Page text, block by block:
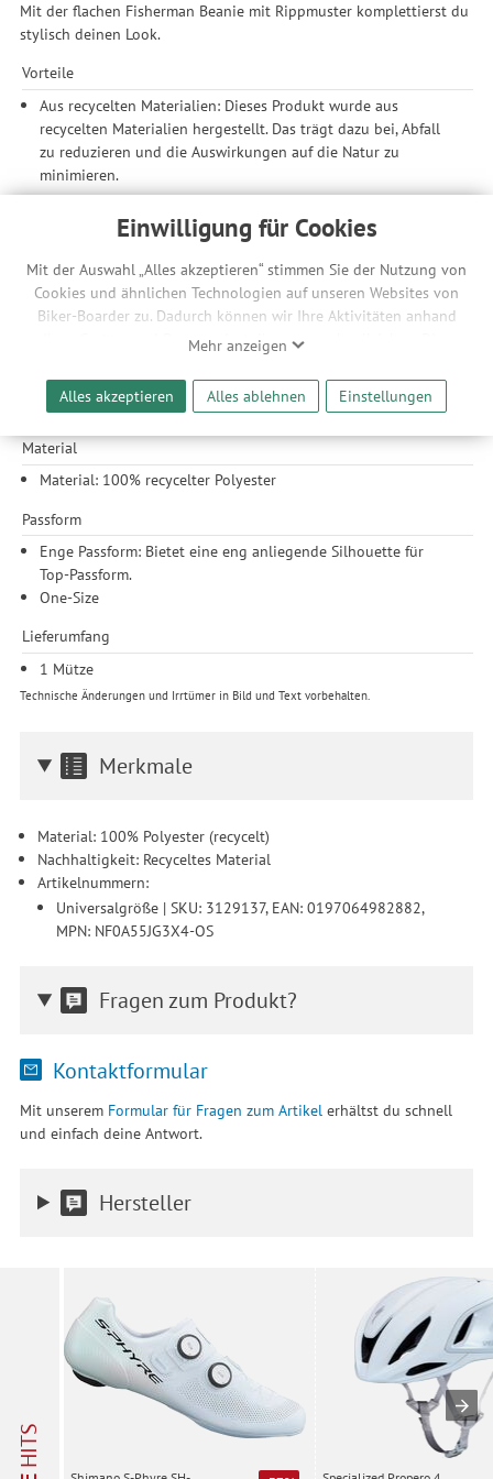
Einwilligung für Cookies
Mit der Auswahl „Alles akzeptieren“ stimmen Sie der Nutzung von
Cookies und ähnlichen Technologien auf unseren Websites von
Biker-Boarder zu. Dadurch können wir Ihre Aktivitäten anhand
Ihrer Geräte- und Browsereinstellungen nachvollziehen. Dies
ermöglicht es uns, anhand ihrer Interessen nutzungsbasierte
Werbeanzeigen für Sie bereitzustellen sowie Funktionalitäten
unserer Website sicherzustellen und stetig zu verbessern. Dabei
werden Ihre Daten auch an Drittanbieter und Werbepartner
weitergegeben. Die Verarbeitung erfolgt ausschließlich zum
Zwecke der Einbindung von Streaming-Inhalten und der
Produktempfehlungen und nutzungsbasierter Werbung.
Informationen zu den einzelnen Funktionen, den Drittanbietern
und der Speicherdauer finden Sie unter Einstellungen. Diese
Einwilligung ist freiwillig, für die Nutzung unserer Website nicht
Einwilligung unter Einstellungen lediglich für bestimmte
Drittanbieter erteilen und jederzeit für die Zukunft widerrufen.
Mehr anzeigen
Alles akzeptieren Alles ablehnen Einstellungen
Mit der flachen Fisherman Beanie mit Rippmuster komplettierst du
stylisch deinen Look.
Vorteile
Aus recycelten Materialien: Dieses Produkt wurde aus
recycelten Materialien hergestellt. Das trägt dazu bei, Abfall
zu reduzieren und die Auswirkungen auf die Natur zu
minimieren.
Features
Flacher Beanie für einen modernen, urbanen Look
Weiches Garn für Wärme und Komfort
Stoff aus recyceltem Polyester
Mit Bündchen
Material
Material: 100% recycelter Polyester
Passform
Enge Passform: Bietet eine eng anliegende Silhouette für
Top-Passform.
One-Size
Lieferumfang
1 Mütze
Technische Änderungen und Irrtümer in Bild und Text vorbehalten.
Merkmale
Material: 100% Polyester (recycelt)
Nachhaltigkeit: Recyceltes Material
Artikelnummern:
Universalgröße | SKU: 3129137, EAN: 0197064982882,
MPN: NF0A55JG3X4-OS
Fragen zum Produkt?
Kontaktformular
Mit unserem Formular für Fragen zum Artikelerhältst du schnell
und einfach deine Antwort.
Hersteller
HITS